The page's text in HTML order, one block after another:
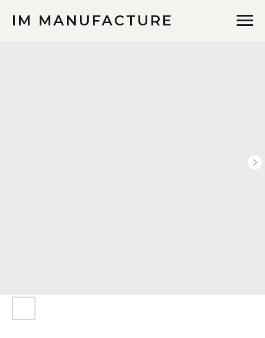
IM MANUFACTURE